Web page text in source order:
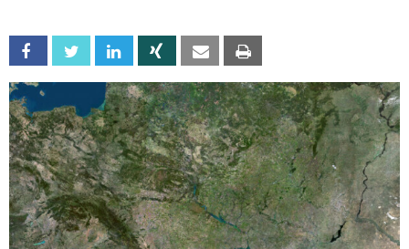
Facebook Twitter Linkedin Xing Email